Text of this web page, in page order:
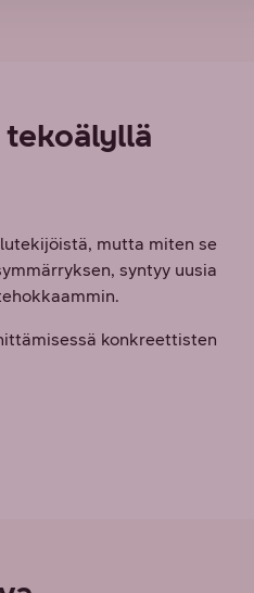
tekoälyllä
mutta miten se
syntyy uusia
konkreettisten